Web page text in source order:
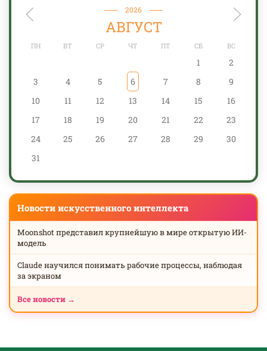
2026
АВГУСТ
ПН ВТ СР ЧТ ПТ СБ ВС
1
2
3
4 5 6 7 8
9
10
11 12 13 14 15
16
17
18 19 20 21 22
23
24
25 26 27 28 29
30
31
Новости искусственного интеллекта
Moonshot представил крупнейшую в мире открытую ИИ-
модель
Claude научился понимать рабочие процессы, наблюдая
за экраном
Все новости →